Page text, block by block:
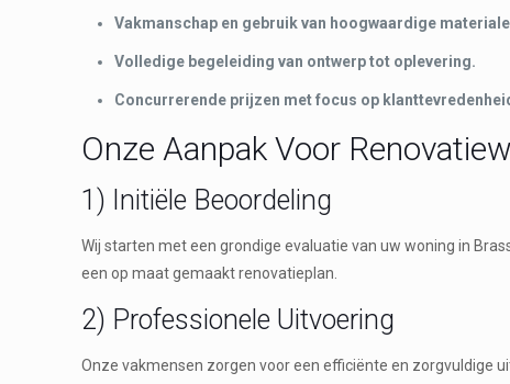
Vakmanschap en gebruik van hoogwaardige
Volledige begeleiding van ontwerp tot oplevering.
Concurrerende prijzen met focus op
Onze Aanpak Voor
1) Initiële Beoordeling
Wij starten met een grondige evaluatie van uw woning in
een op maat gemaakt renovatieplan.
2) Professionele Uitvoering
Onze vakmensen zorgen voor een efficiënte en zorgvuldige